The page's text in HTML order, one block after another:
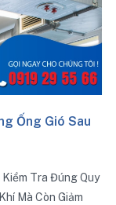
Gió Sau
Tra Đúng Quy
Còn Giảm